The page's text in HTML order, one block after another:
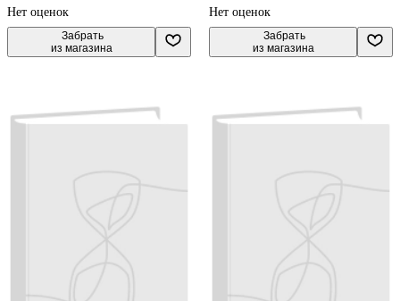
Нет оценок
Забрать
из магазина
Нет оценок
Забрать
из магазина